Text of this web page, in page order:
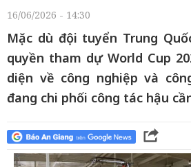
16/06/2026 - 14:30
Mặc dù đội tuyển Trung
quyền tham dự World Cup
diện về công nghiệp và
đang chi phối công tác hậu